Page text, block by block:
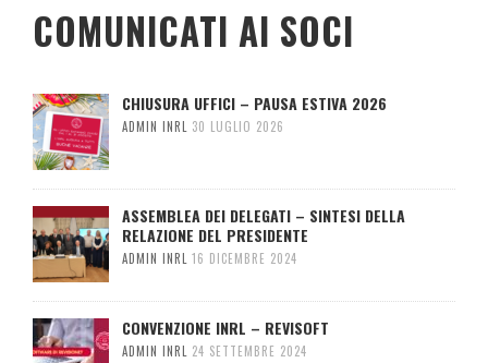
COMUNICATI AI SOCI
CHIUSURA UFFICI – PAUSA ESTIVA 2026
ADMIN INRL 30 LUGLIO 2026
ASSEMBLEA DEI DELEGATI – SINTESI DELLA
RELAZIONE DEL PRESIDENTE
ADMIN INRL 16 DICEMBRE 2024
CONVENZIONE INRL – REVISOFT
ADMIN INRL 24 SETTEMBRE 2024